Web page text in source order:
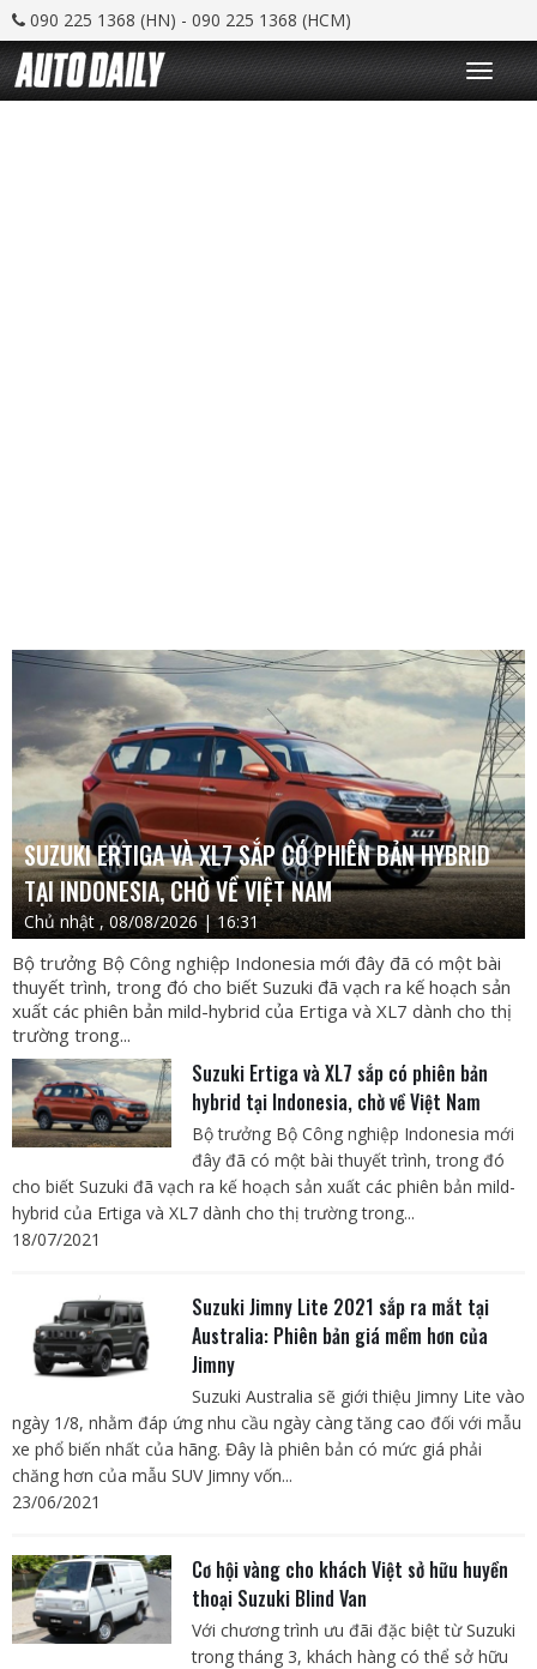
090 225 1368 (HN) - 090 225 1368 (HCM)
T
o
g
SUZUKI ERTIGA VÀ XL7 SẮP CÓ PHIÊN BẢN HYBRID
TẠI INDONESIA, CHỜ VỀ VIỆT NAM
Chủ nhật , 08/08/2026 | 16:31
Bộ trưởng Bộ Công nghiệp Indonesia mới đây đã có một bài
thuyết trình, trong đó cho biết Suzuki đã vạch ra kế hoạch sản
xuất các phiên bản mild-hybrid của Ertiga và XL7 dành cho thị
trường trong...
Suzuki Ertiga và XL7 sắp có phiên bản
hybrid tại Indonesia, chờ về Việt Nam
Bộ trưởng Bộ Công nghiệp Indonesia mới
đây đã có một bài thuyết trình, trong đó
cho biết Suzuki đã vạch ra kế hoạch sản xuất các phiên bản mild-
hybrid của Ertiga và XL7 dành cho thị trường trong...
18/07/2021
Suzuki Jimny Lite 2021 sắp ra mắt tại
Australia: Phiên bản giá mềm hơn của
Jimny
Suzuki Australia sẽ giới thiệu Jimny Lite vào
ngày 1/8, nhằm đáp ứng nhu cầu ngày càng tăng cao đối với mẫu
xe phổ biến nhất của hãng. Đây là phiên bản có mức giá phải
chăng hơn của mẫu SUV Jimny vốn...
23/06/2021
Cơ hội vàng cho khách Việt sở hữu huyền
thoại Suzuki Blind Van
Với chương trình ưu đãi đặc biệt từ Suzuki
trong tháng 3, khách hàng có thể sở hữu